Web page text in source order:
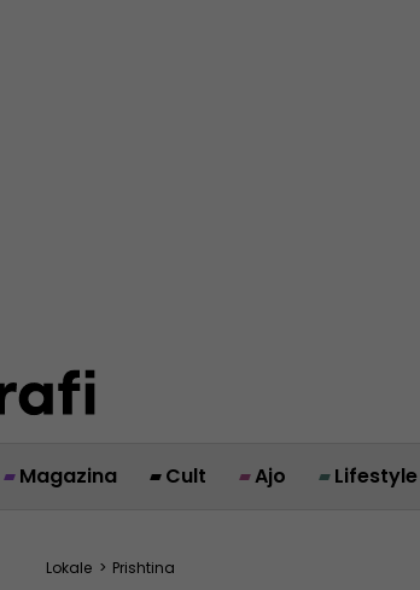
Magazina Cult Ajo Lifestyle
Lokale > Prishtina